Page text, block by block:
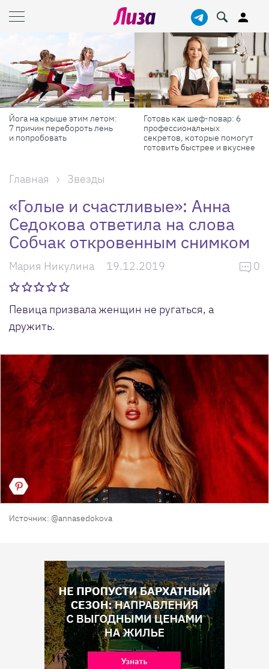
Йога на крыше этим летом:
7 причин перебороть лень
и попробовать
Готовь как шеф-повар: 6
профессиональных
секретов, которые помогут
готовить быстрее и вкуснее
Главная Звезды
«Голые и счастливые»: Анна
Седокова ответила на слова
Собчак откровенным снимком
Мария Никулина 19.12.2019 0
Певица призвала женщин не ругаться, а
дружить.
Источник: @annasedokova